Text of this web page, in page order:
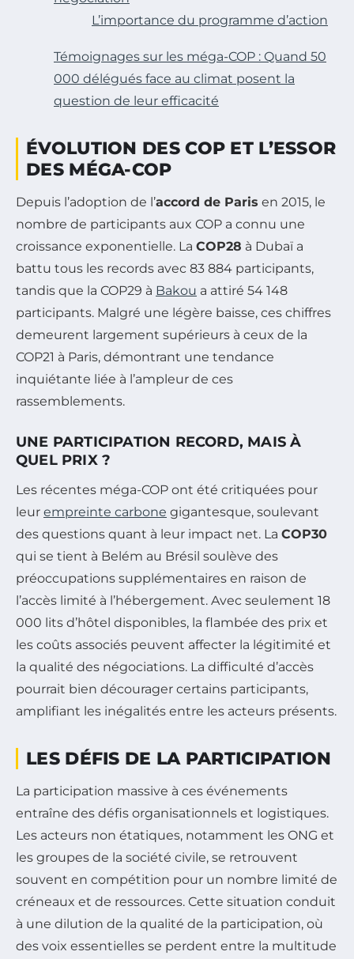
L’importance du programme d’action
Témoignages sur les méga-COP : Quand 50
000 délégués face au climat posent la
question de leur efficacité
ÉVOLUTION DES COP ET L’ESSOR
DES MÉGA-COP
Depuis l’adoption de l’accord de Paris en 2015, le
nombre de participants aux COP a connu une
croissance exponentielle. La COP28 à Dubaï a
battu tous les records avec 83 884 participants,
tandis que la COP29 à Bakou a attiré 54 148
participants. Malgré une légère baisse, ces chiffres
demeurent largement supérieurs à ceux de la
COP21 à Paris, démontrant une tendance
inquiétante liée à l’ampleur de ces
rassemblements.
UNE PARTICIPATION RECORD, MAIS À
QUEL PRIX ?
Les récentes méga-COP ont été critiquées pour
leur empreinte carbone gigantesque, soulevant
des questions quant à leur impact net. La COP30
qui se tient à Belém au Brésil soulève des
préoccupations supplémentaires en raison de
l’accès limité à l’hébergement. Avec seulement 18
000 lits d’hôtel disponibles, la flambée des prix et
les coûts associés peuvent affecter la légitimité et
la qualité des négociations. La difficulté d’accès
pourrait bien décourager certains participants,
amplifiant les inégalités entre les acteurs présents.
LES DÉFIS DE LA PARTICIPATION
La participation massive à ces événements
entraîne des défis organisationnels et logistiques.
Les acteurs non étatiques, notamment les ONG et
les groupes de la société civile, se retrouvent
souvent en compétition pour un nombre limité de
créneaux et de ressources. Cette situation conduit
à une dilution de la qualité de la participation, où
des voix essentielles se perdent entre la multitude